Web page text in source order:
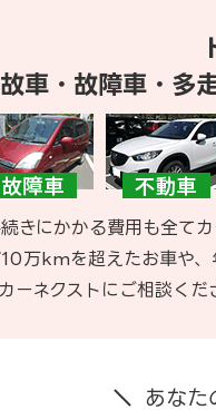
車・故障車・多
きにかかる費用も全て
万kmを超えたお車や
ーネクストにご相談くだ
あなた